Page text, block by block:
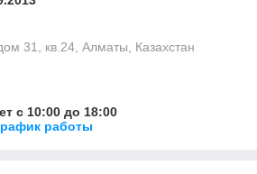
31, кв.24, Алматы, Казахстан
с 10:00 до 18:00
работы